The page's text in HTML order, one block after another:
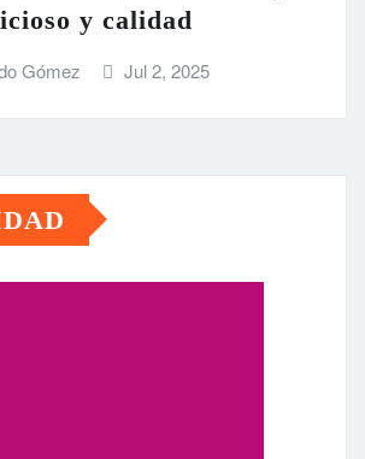
y calidad
Gómez Jul 2, 2025